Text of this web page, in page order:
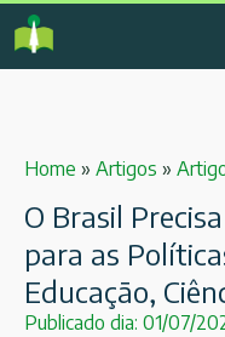
Home » Artigos »
O Brasil
para as
Educação,
Publicado dia: 01/07/